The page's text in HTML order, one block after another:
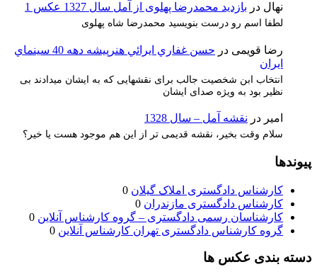
نهال در بازدید محمدرضا پهلوی از آمل سال 1327 عکس 1
لطفا اسم رو درست بنویسید محمدرضا شاه پهلوی
رضا قویمی در
حسن غفاري ايرائي هنرپيشه دهه 40 سينماي
ايران
انتخاب ابن شخصیت جالب برای نقشهایی که به ایشان میدادند بی
نظیر بود به ویژه صدای ایشان
امیر در نقشه آمل – سال 1328
سلام وقت بخیر، نقشه قدیمی تر از این هم موجود هست یا خیر؟
پیوندها
کارشناس دادگستری املاک گیلان
کارشناس دادگستری مازندران
کارشناسان رسمی دادگستری – گروه کارشناس آنلاین
گروه کارشناس دادگستری تهران کارشناس آنلاین
دسته بندی عکس ها